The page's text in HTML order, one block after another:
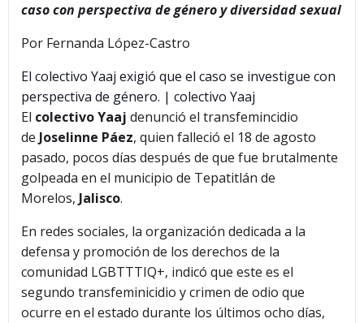
caso con perspectiva de género y diversidad sexual
Por Fernanda López-Castro
El colectivo Yaaj exigió que el caso se investigue con
perspectiva de género. | colectivo Yaaj
El colectivo Yaaj denunció el transfemincidio
de Joselinne Páez, quien falleció el 18 de agosto
pasado, pocos días después de que fue brutalmente
golpeada en el municipio de Tepatitlán de
Morelos, Jalisco.
En redes sociales, la organización dedicada a la
defensa y promoción de los derechos de la
comunidad LGBTTTIQ+, indicó que este es el
segundo transfeminicidio y crimen de odio que
ocurre en el estado durante los últimos ocho días,